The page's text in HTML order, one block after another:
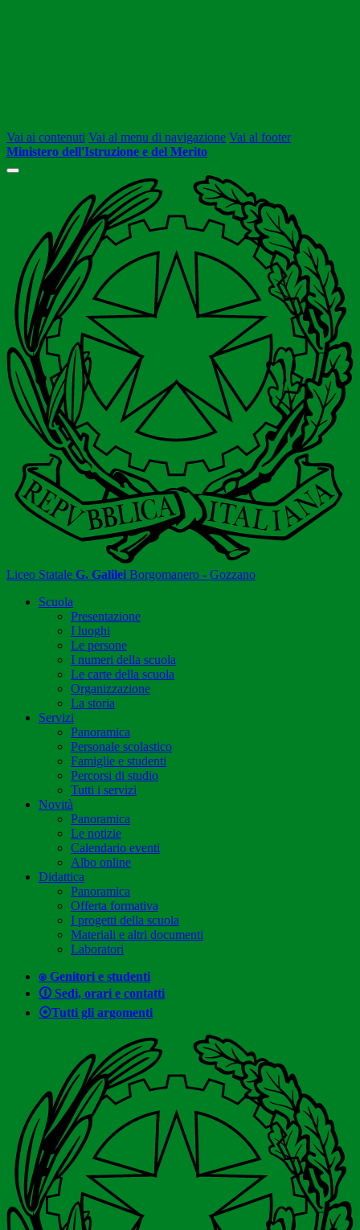
Vai ai contenuti Vai al menu di navigazione Vai al footer
Ministero dell'Istruzione e del Merito
Liceo Statale G. Galilei Borgomanero - Gozzano
Scuola
Presentazione
I luoghi
Le persone
I numeri della scuola
Le carte della scuola
Organizzazione
La storia
Servizi
Panoramica
Personale scolastico
Famiglie e studenti
Percorsi di studio
Tutti i servizi
Novità
Panoramica
Le notizie
Calendario eventi
Albo online
Didattica
Panoramica
Offerta formativa
I progetti della scuola
Materiali e altri documenti
Laboratori
⍟ Genitori e studenti
🛈 Sedi, orari e contatti
⦿Tutti gli argomenti